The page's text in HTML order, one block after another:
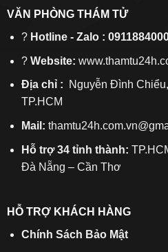
VĂN PHÒNG THÁM TỬ
? Hotline - Zalo :
? Website:
Địa chỉ :
Nguyễn Đình
TP.HCM
Mail:
Hỗ trợ 34 tỉnh thành:
Đà Nẵng – Cần Thơ
HỖ TRỢ KHÁCH HÀNG
Chính Sách Bảo Mật